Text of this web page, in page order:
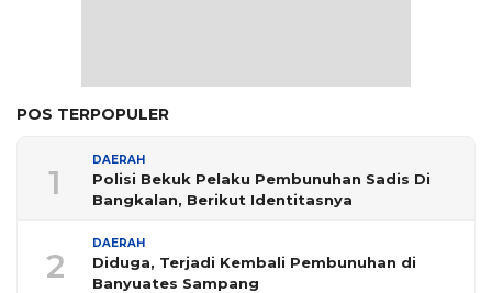
POS TERPOPULER
1
DAERAH
Polisi Bekuk Pelaku Pembunuhan Sadis Di
Bangkalan, Berikut Identitasnya
2
DAERAH
Diduga, Terjadi Kembali Pembunuhan di
Banyuates Sampang